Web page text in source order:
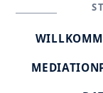
MEDIATION